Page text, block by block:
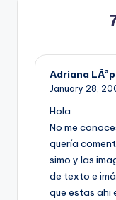
Adriana
January 28,
Hola
No me
querí­a
simo y las
de texto e
que estas ahi